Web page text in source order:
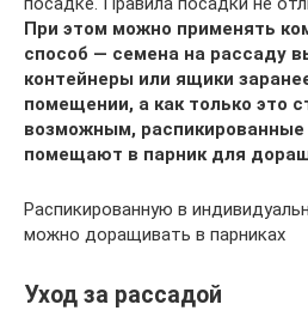
При этом можно применять
способ — семена на рассаду
контейнеры или ящики
помещении, а как только это
возможным, распикированные
помещают в парник для
Распикированную в
можно доращивать в парниках
Уход за рассадой